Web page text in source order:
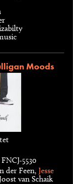
Moods
5530
der Feen, Jesse
van Schaik